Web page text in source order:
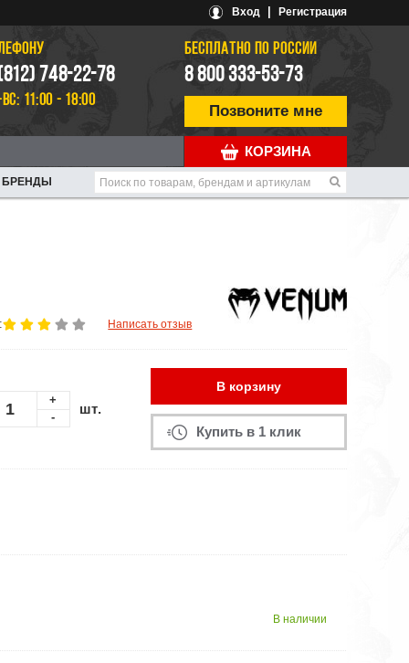
Вход Регистрация
748-22-78
11:00 - 18:00
БЕСПЛАТНО ПО РОССИИ
8 800 333-53-73
Позвоните мне
КОРЗИНА
БРЕНДЫ
Написать отзыв
+
-
шт.
В корзину
Купить в 1 клик
В наличии